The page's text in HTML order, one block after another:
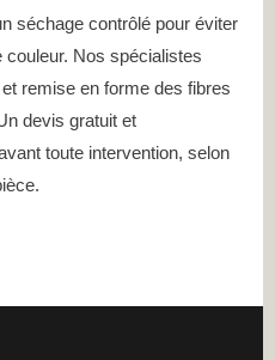
séchage contrôlé pour éviter
couleur. Nos spécialistes
remise en forme des fibres
devis gratuit et
toute intervention, selon